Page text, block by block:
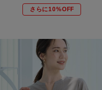
さらに10%OFF